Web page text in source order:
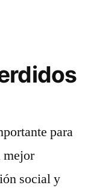
para
mejor
social y